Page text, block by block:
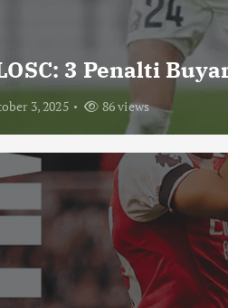
3 Penalti
3, 2025 86 views